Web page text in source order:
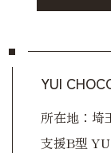
YUI
所在地：
支援B型